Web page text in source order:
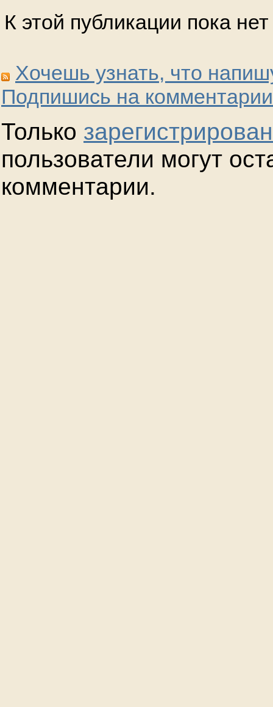
К этой публикации пока
Хочешь узнать, что
Подпишись на
Только
пользователи могут
комментарии.